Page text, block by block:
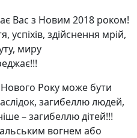
Вас з Новим 2018 роком!
здійснення мрій,
миру
Нового Року може бути
загибеллю людей,
– загибеллю дітей!!!
вогнем або